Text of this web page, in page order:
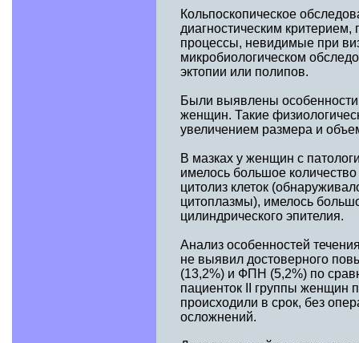
Кольпоскопическое
диагностическим
процессы, невидимые при
микробиологическом
эктопии или полипов.
Были выявлены особенности
женщин. Такие
увеличением размера и
В мазках у женщин с
имелось большое
цитолиз клеток
цитоплазмы), имелось
цилиндрического эпителия.
Анализ особенностей
не выявил достоверного
(13,2%) и ФПН (5,2%) по
пациенток II группы женщин
происходили в срок, без
осложнений.